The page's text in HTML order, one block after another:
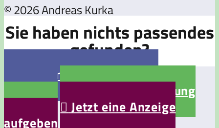
© 2026 Andreas Kurka
Sie haben nichts passendes
gefunden?
Jetzt eine Stellenanzeige
Jetzt eine Bewerbung
aufgeben Jetzt eine Anzeige
aufgeben